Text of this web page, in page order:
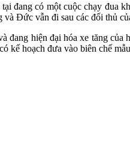
đang có một cuộc chạy đua
và Đức vẫn đi sau các đối thủ
đang hiện đại hóa xe tăng
kế hoạch đưa vào biên chế